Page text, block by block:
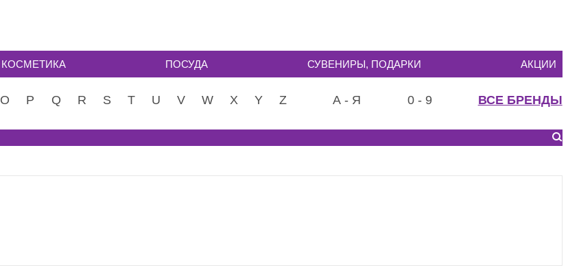
КОСМЕТИКА ПОСУДА СУВЕНИРЫ, ПОДАРКИ АКЦИИ
O P Q R S T U V W X Y Z А - Я 0 - 9 ВСЕ БРЕНДЫ